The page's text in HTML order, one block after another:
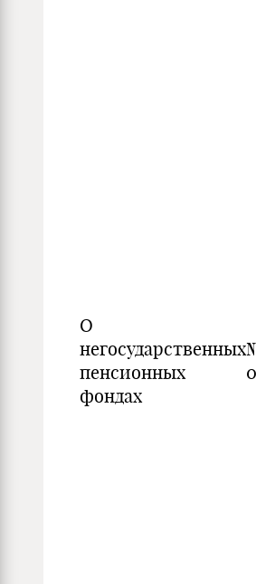
О
негосударственных
пенсионных
фондах